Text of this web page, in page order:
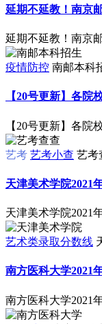
延期不延教！南京
延期不延教！南京
疫情防控 南邮本科
【20号更新】各院
【20号更新】各院
艺考 艺考小查 艺考
天津美术学院2021
天津美术学院2021
艺术类录取分数线
南方医科大学2021
南方医科大学2021